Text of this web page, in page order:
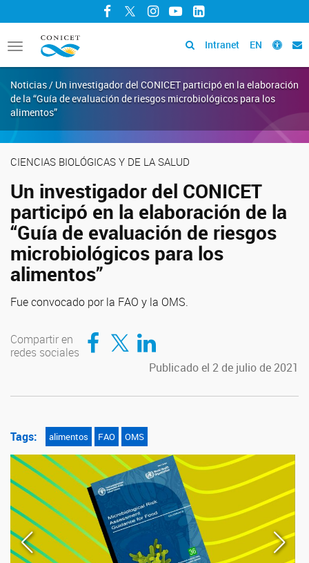
Facebook
TwitterInstagram
YouTubeLinkedIn
Toggle
navigation
Intranet EN
Noticias / Un investigador del CONICET participó en la elaboración
de la “Guía de evaluación de riesgos microbiológicos para los
alimentos”
CIENCIAS BIOLÓGICAS Y DE LA SALUD
Un investigador del CONICET
participó en la elaboración de la
“Guía de evaluación de riesgos
microbiológicos para los
alimentos”
Fue convocado por la FAO y la OMS.
Compartir en
redes sociales
Compartir en Facebook
Compartir en TwitterCompartir en LinkedIn
Publicado el 2 de julio de 2021
Tags: alimentos FAO OMS